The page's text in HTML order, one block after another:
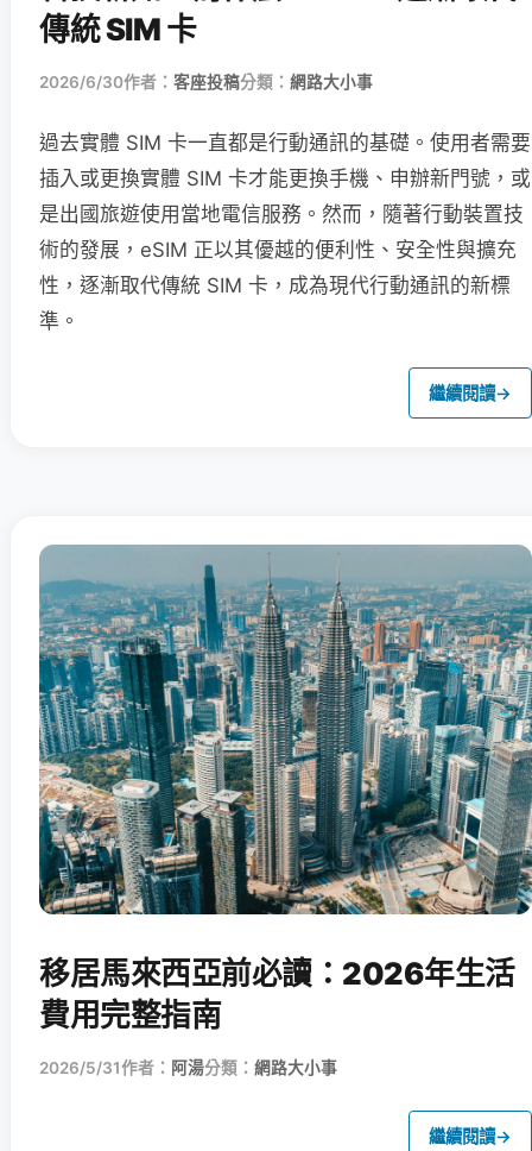
傳統 SIM 卡
2026/6/30作者： 客座投稿分類： 網路大小事
過去實體 SIM 卡一直都是行動通訊的基礎。使用者需要
插入或更換實體 SIM 卡才能更換手機、申辦新門號，或
是出國旅遊使用當地電信服務。然而，隨著行動裝置技
術的發展，eSIM 正以其優越的便利性、安全性與擴充
性，逐漸取代傳統 SIM 卡，成為現代行動通訊的新標
準。
繼續閱讀→
移居馬來西亞前必讀：2026年生活
費用完整指南
2026/5/31作者： 阿湯分類： 網路大小事
繼續閱讀→